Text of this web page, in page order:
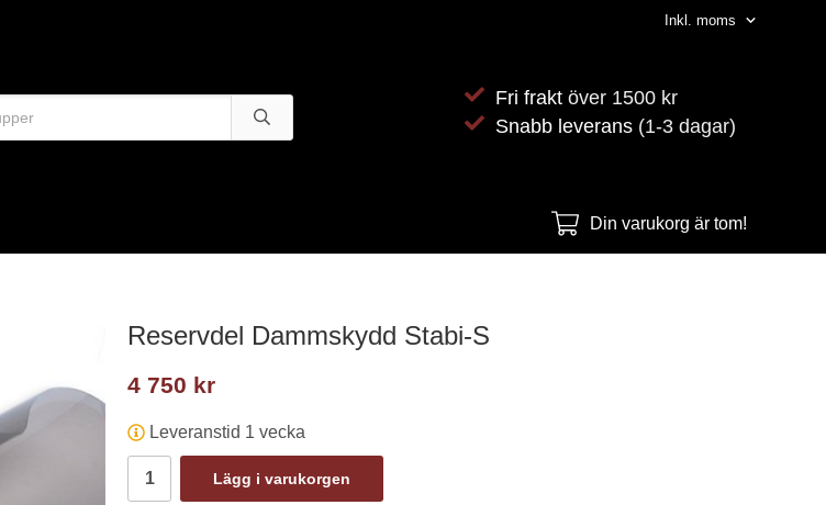
Fri frakt över 1500 kr
Snabb leverans (1-3 dagar)
Din varukorg är tom!
Reservdel Dammskydd Stabi-S
4 750 kr
Leveranstid 1 vecka
Lägg i varukorgen